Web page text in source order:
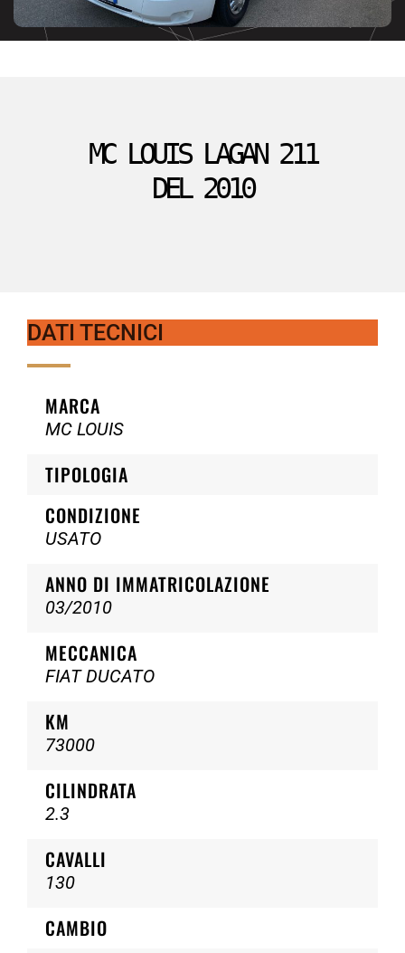
MC LOUIS LAGAN 211
DEL 2010
DATI TECNICI
MARCA
MC LOUIS
TIPOLOGIA
CONDIZIONE
USATO
ANNO DI IMMATRICOLAZIONE
03/2010
MECCANICA
FIAT DUCATO
KM
73000
CILINDRATA
2.3
CAVALLI
130
CAMBIO